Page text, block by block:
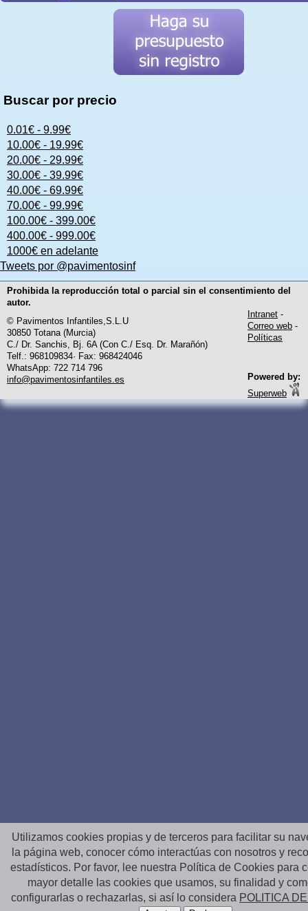
Buscar por precio
0.01€ - 9.99€
10.00€ - 19.99€
20.00€ - 29.99€
30.00€ - 39.99€
40.00€ - 69.99€
70.00€ - 99.99€
100.00€ - 399.00€
400.00€ - 999.00€
1000€ en adelante
Tweets por @pavimentosinf
Prohibida la reproducción total o parcial sin el consentimiento del
autor.
© Pavimentos Infantiles,S.L.U
30850 Totana (Murcia)
C./ Dr. Sanchis, Bj. 6A (Con C./ Esq. Dr. Marañón)
Telf.: 968109834· Fax: 968424046
WhatsApp: 722 714 796
info@pavimentosinfantiles.es
Intranet -
Correo web -
Políticas
Powered by:
Superweb
Utilizamos cookies propias y de terceros para facilitar su
la página web, conocer cómo interactúas con nosotros y
estadísticos. Por favor, lee nuestra Política de Cookies para
mayor detalle las cookies que usamos, su finalidad y
configurarlas o rechazarlas, si así lo considera POLITICA